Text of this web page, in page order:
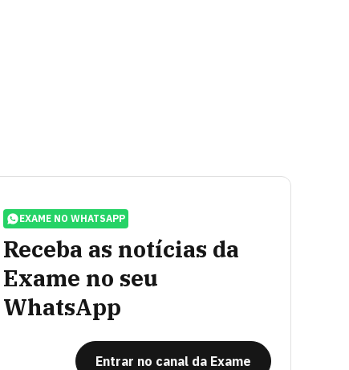
EXAME NO WHATSAPP
Receba as notícias da
Exame no seu
WhatsApp
Entrar no canal da Exame